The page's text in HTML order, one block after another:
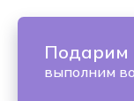
Подарим
выполним